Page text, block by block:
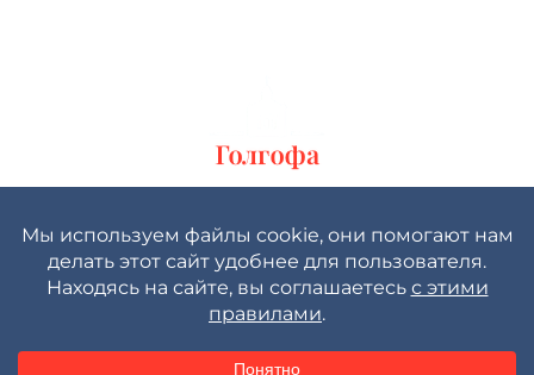
Политика конфиденциальностиПользовательское соглашение
Евангельских христиан-баптистов «Голгофа».